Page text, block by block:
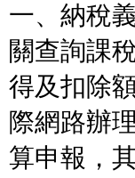
一、納稅
關查詢課
得及扣除
際網路辦
算申報，